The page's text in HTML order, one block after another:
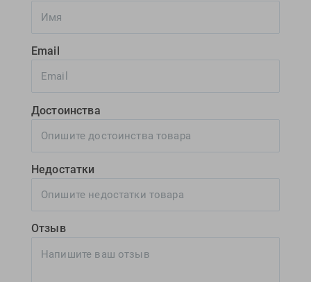
Email
Достоинства
Недостатки
Отзыв